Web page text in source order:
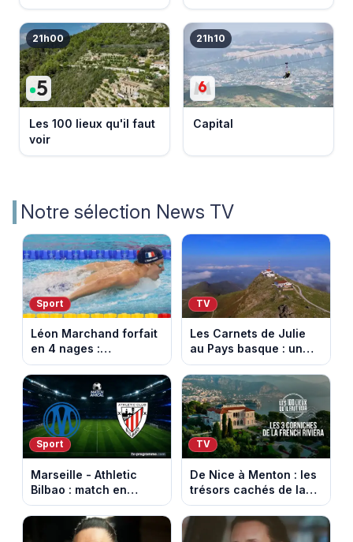
21h00
Les 100 lieux qu'il faut
voir
21h10
Capital
Notre sélection News TV
Sport
Léon Marchand forfait
en 4 nages :
découvrez son
programme de nage
aux Championnats
d'Europe
TV
Les Carnets de Julie
au Pays basque : un
banquet au sommet de
la Rhune
Sport
Marseille - Athletic
Bilbao : match en
direct sur Ligue 1+ à
17h30 (amical du 9
août 2026)
TV
De Nice à Menton : les
trésors cachés de la
French Riviera dévoilés
dans les 100 lieux qu'il
faut voir